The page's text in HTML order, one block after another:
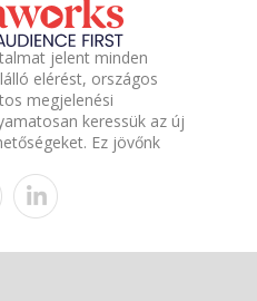
jelent minden
elérést, országos
megjelenési
keressük az új
Ez jövőnk